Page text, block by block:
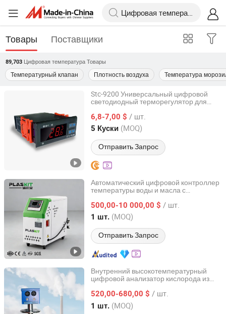
Товары Поставщики
89,703 Цифровая температура Товары
Температурный клапан Плотность воздуха Температура
Stc-9200 Универсальный цифровой
светодиодный терморегулятор для
6,8-7,00 $ / шт.
5 Куски (MOQ)
Отправить Запрос
Kelaimi Ai Technology (Hainan) Co., Ltd.
Hainan, China с 2025
Автоматический цифровой контроллер
температуры воды и масла с
охлаждения для литья под давлением
и экструзии пленки
500,00-10 000,00 $ / шт.
1 шт. (MOQ)
Отправить Запрос
Plaskit Equipment (Suzhou) Co., Ltd
Jiangsu, China с 2026
Внутренний высокотемпературный
цифровой анализатор кислорода из
520,00-680,00 $ / шт.
1 шт. (MOQ)
Wuxi Yongan Electronic Technology Co., Ltd.
Jiangsu, China с 2026